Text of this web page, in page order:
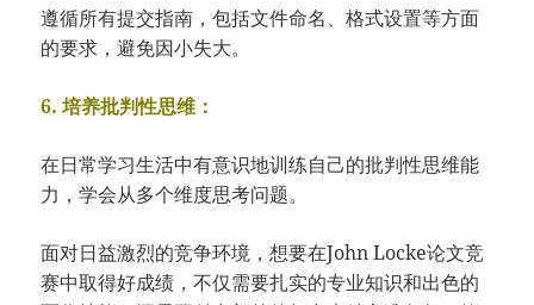
遵循所有提交指南，包括文件命名、格式设置等方面
的要求，避免因小失大。
6. 培养批判性思维：
在日常学习生活中有意识地训练自己的批判性思维能
力，学会从多个维度思考问题。
面对日益激烈的竞争环境，想要在John Locke论文竞
赛中取得好成绩，不仅需要扎实的专业知识和出色的